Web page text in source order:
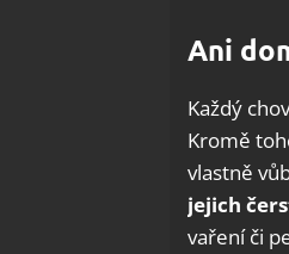
Ani
Každý
Kromě
vlastně
jejich
vaření či